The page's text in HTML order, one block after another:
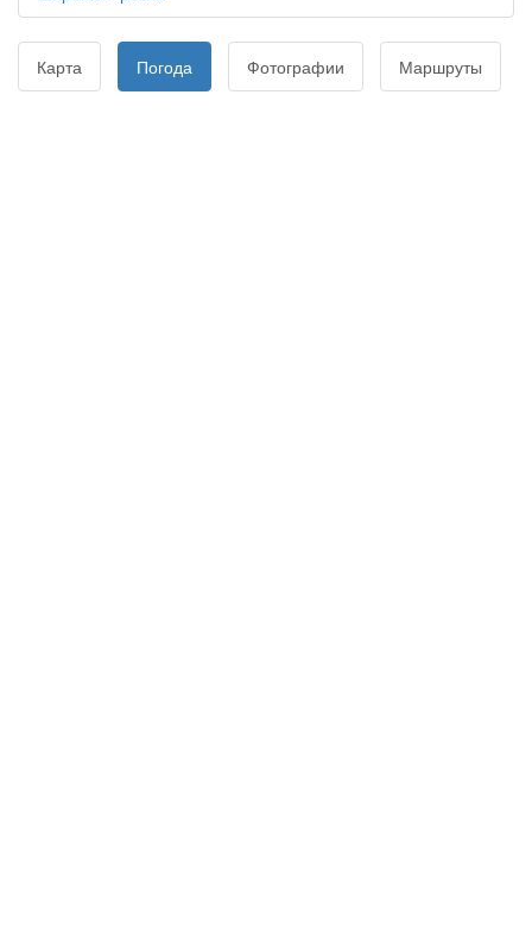
Карта Погода Фотографии Маршруты